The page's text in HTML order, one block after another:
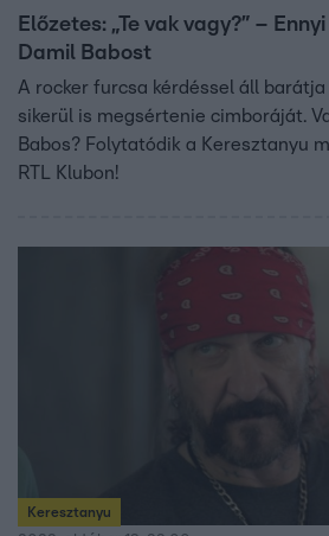
Előzetes: „Te vak vagy?” –
Damil Babost
A rocker furcsa kérdéssel áll
sikerül is megsértenie cimboráját.
Babos? Folytatódik a Keresztanyu
RTL Klubon!
Keresztanyu